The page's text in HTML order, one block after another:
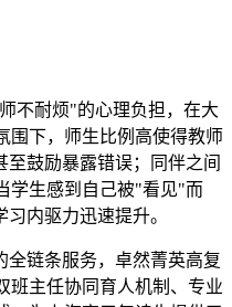
不耐烦"的心理负担，在大
围下，师生比例高使得教师
鼓励暴露错误；同伴之间
学生感到自己被"看见"而
内驱力迅速提升。
链条服务，卓然菁英高复
班主任协同育人机制、专业